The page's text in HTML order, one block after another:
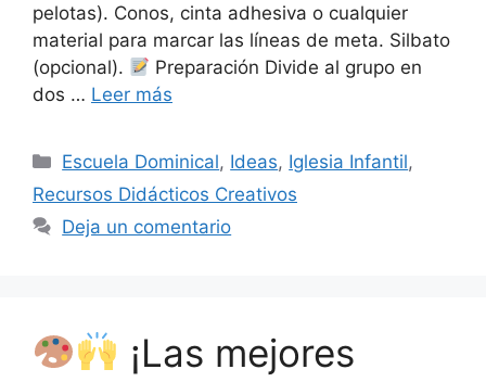
pelotas). Conos, cinta adhesiva o cualquier
material para marcar las líneas de meta. Silbato
(opcional).
Preparación Divide al grupo en
dos … Leer más
Escuela Dominical, Ideas, Iglesia Infantil,
Recursos Didácticos Creativos
Deja un comentario
¡Las mejores